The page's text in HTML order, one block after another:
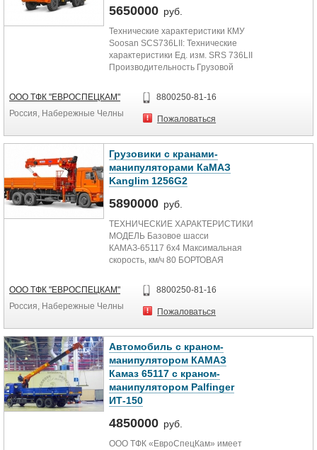
5650000 руб.
Технические характеристики КМУ
Soosan SCS736LII: Технические
характеристики Ед. изм. SRS 736LII
Производительность Грузовой
ООО ТФК "ЕВРОСПЕЦКАМ"
Россия, Набережные Челны
8800250-81-16
Пожаловаться
Грузовики с кранами-
манипуляторами КаМАЗ
Kanglim 1256G2
5890000 руб.
ТЕХНИЧЕСКИЕ ХАРАКТЕРИСТИКИ
МОДЕЛЬ Базовое шасси
КАМАЗ-65117 6х4 Максимальная
скорость, км/ч 80 БОРТОВАЯ
платформы,...
ООО ТФК "ЕВРОСПЕЦКАМ"
Россия, Набережные Челны
8800250-81-16
Пожаловаться
Автомобиль с краном-
манипулятором КАМАЗ
Камаз 65117 с краном-
манипулятором Palfinger
ИТ-150
4850000 руб.
ООО ТФК «ЕвроСпецКам» имеет